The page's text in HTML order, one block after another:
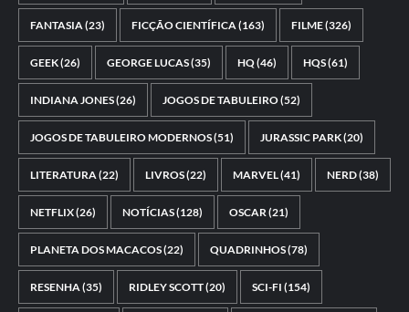
FANTASIA(23) FICÇÃO CIENTÍFICA(163) FILME(326)
GEEK(26) GEORGE LUCAS(35) HQ(46) HQS(61)
INDIANA JONES(26) JOGOS DE TABULEIRO(52)
JOGOS DE TABULEIRO MODERNOS(51) JURASSIC PARK(20)
LITERATURA(22) LIVROS(22) MARVEL(41) NERD(38)
NETFLIX(26) NOTÍCIAS(128) OSCAR(21)
PLANETA DOS MACACOS(22) QUADRINHOS(78)
RESENHA(35) RIDLEY SCOTT(20) SCI-FI (154)